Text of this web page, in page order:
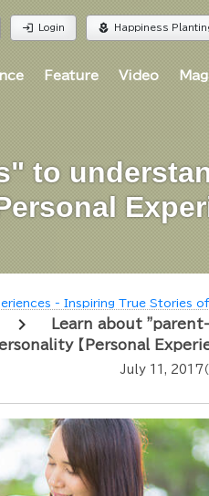
login Login local_florist Happiness
Feature Video
to
- Inspiring True Stories
chevron_right
Learn about
【Personal
July 11, 2017